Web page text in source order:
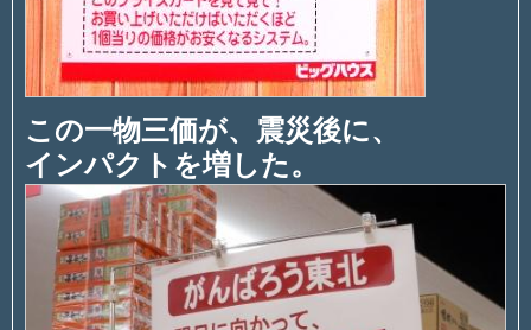
この一物三価が、震災後に、
インパクトを増した。